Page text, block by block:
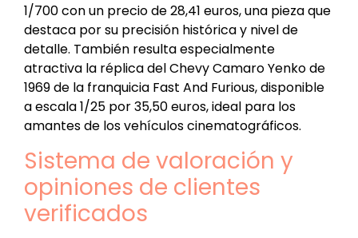
1/700 con un precio de 28,41 euros, una pieza que
destaca por su precisión histórica y nivel de
detalle. También resulta especialmente
atractiva la réplica del Chevy Camaro Yenko de
1969 de la franquicia Fast And Furious, disponible
a escala 1/25 por 35,50 euros, ideal para los
amantes de los vehículos cinematográficos.
Sistema de valoración y
opiniones de clientes
verificados